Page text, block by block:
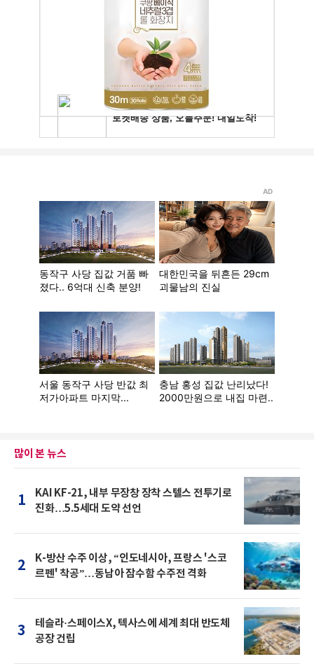
많이 본 뉴스
1
KAI KF-21, 내부 무장창 장착 스텔스 전투기로
진화…5.5세대 도약 선언
2
K-방산 수주 이상, “인도네시아, 프랑스 '스코
르펜' 착공”…동남아 잠수함 수주전 격화
3
테슬라·스페이스X, 텍사스에 세계 최대 반도체
공장 건립